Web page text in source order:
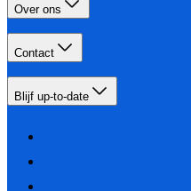
Over ons
Contact
Blijf up-to-date